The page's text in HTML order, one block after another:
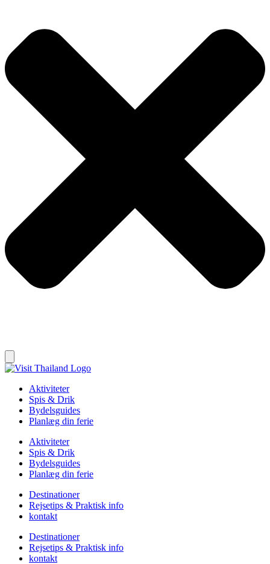
Aktiviteter
Spis & Drik
Bydelsguides
Planlæg din ferie
Aktiviteter
Spis & Drik
Bydelsguides
Planlæg din ferie
Destinationer
Rejsetips & Praktisk info
kontakt
Destinationer
Rejsetips & Praktisk info
kontakt